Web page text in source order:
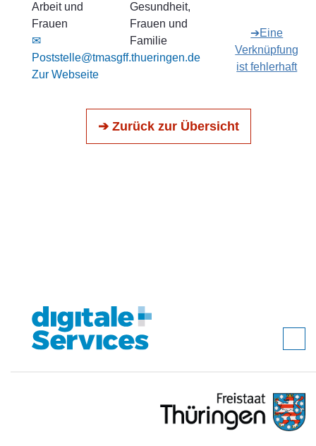
Arbeit und
Frauen
✉
Poststelle@tmasgff.thueringen.de
Zur Webseite
Gesundheit,
Frauen und
Familie
➔Eine
Verknüpfung
ist fehlerhaft
➔ Zurück zur Übersicht